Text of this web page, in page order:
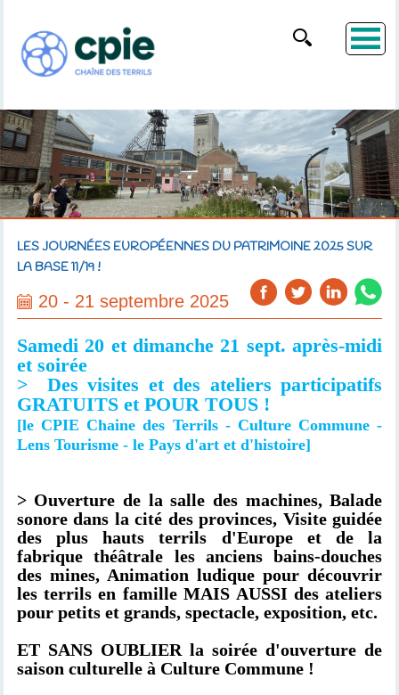
LES JOURNÉES EUROPÉENNES DU PATRIMOINE 2025 SUR
LA BASE 11/19 !
20 - 21 septembre 2025
Samedi 20 et dimanche 21 sept. après-midi
et soirée
> Des visites et des ateliers participatifs
GRATUITS et POUR TOUS !
[le CPIE Chaine des Terrils - Culture Commune -
Lens Tourisme - le Pays d'art et d'histoire]
> Ouverture de la salle des machines, Balade
sonore dans la cité des provinces, Visite guidée
des plus hauts terrils d'Europe et de la
fabrique théâtrale les anciens bains-douches
des mines, Animation ludique pour découvrir
les terrils en famille MAIS AUSSI des ateliers
pour petits et grands, spectacle, exposition, etc.
ET SANS OUBLIER la soirée d'ouverture de
saison culturelle à Culture Commune !